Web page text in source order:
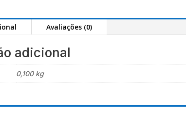
Avaliações (0)
adicional
0,100 kg